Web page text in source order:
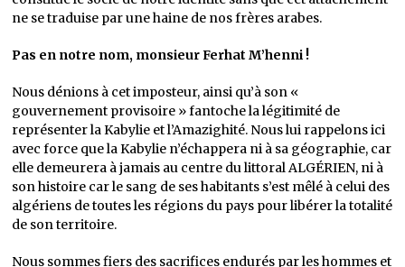
ne se traduise par une haine de nos frères arabes.
Pas en notre nom, monsieur Ferhat M’henni !
Nous dénions à cet imposteur, ainsi qu’à son «
gouvernement provisoire » fantoche la légitimité de
représenter la Kabylie et l’Amazighité. Nous lui rappelons ici
avec force que la Kabylie n’échappera ni à sa géographie, car
elle demeurera à jamais au centre du littoral ALGÉRIEN, ni à
son histoire car le sang de ses habitants s’est mêlé à celui des
algériens de toutes les régions du pays pour libérer la totalité
de son territoire.
Nous sommes fiers des sacrifices endurés par les hommes et